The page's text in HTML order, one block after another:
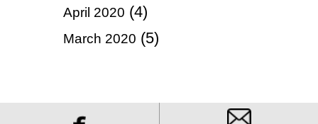
April 2020 (4)
March 2020 (5)